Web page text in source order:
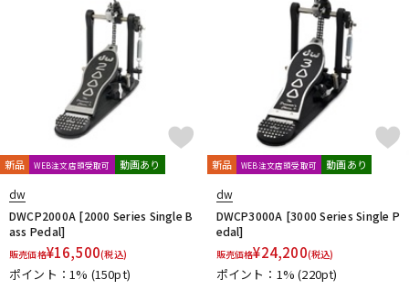
ドラム パーカッション
キーボード 電子ピアノ
その他楽器
アンプ エフェクター
DJ機器 DTM
新品 WEB注文店頭受取可 動画あり
dw
DWCP2000A [2000 Series Single B
ass Pedal]
販売価格¥16,500(税込)
ポイント：1% (150pt)
新品 WEB注文店頭受取可 動画あり
dw
DWCP3000A [3000 Series Single P
edal]
販売価格¥24,200(税込)
ポイント：1%(220pt)